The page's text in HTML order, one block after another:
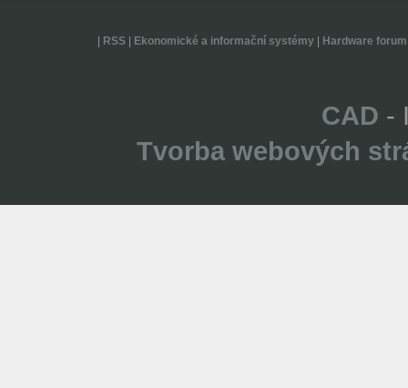
RSS| Ekonomické a informační systémy| Hardware forum
CAD -
Tvorba webových